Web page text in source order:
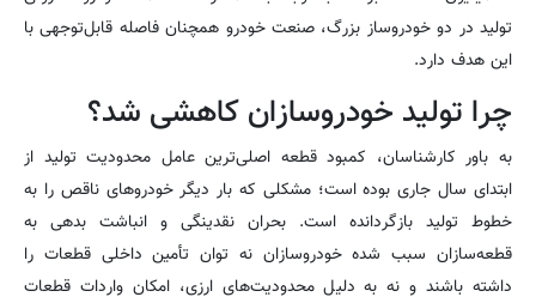
تولید در دو خودروساز بزرگ، صنعت خودرو همچنان فاصله قابل‌توجهی با
این هدف دارد.
چرا تولید خودروسازان کاهشی شد؟
به باور کارشناسان، کمبود قطعه اصلی‌ترین عامل محدودیت تولید از
ابتدای سال جاری بوده است؛ مشکلی که بار دیگر خودروهای ناقص را به
خطوط تولید بازگردانده است. بحران نقدینگی و انباشت بدهی به
قطعه‌سازان سبب شده خودروسازان نه توان تأمین داخلی قطعات را
داشته باشند و نه به دلیل محدودیت‌های ارزی، امکان واردات قطعات